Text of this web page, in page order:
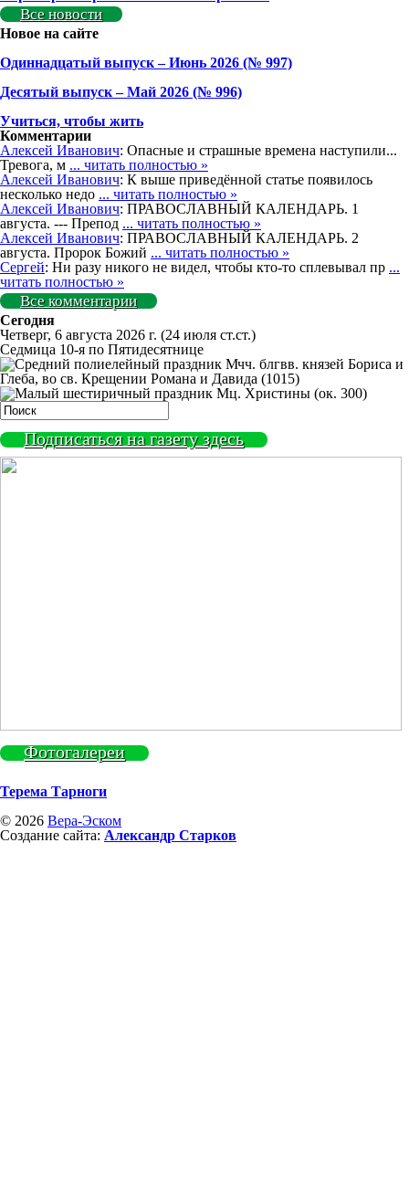
Все новости
Новое на сайте
Одиннадцатый выпуск – Июнь 2026 (№ 997)
Деcятый выпуск – Май 2026 (№ 996)
Учиться, чтобы жить
Комментарии
Алексей Иванович: Опасные и страшные времена наступили...
Тревога, м ... читать полностью »
Алексей Иванович: К выше приведённой статье появилось
несколько недо ... читать полностью »
Алексей Иванович: ПРАВОСЛАВНЫЙ КАЛЕНДАРЬ. 1
августа. --- Препод ... читать полностью »
Алексей Иванович: ПРАВОСЛАВНЫЙ КАЛЕНДАРЬ. 2
августа. Пророк Божий ... читать полностью »
Сергей: Ни разу никого не видел, чтобы кто-то сплевывал пр ...
читать полностью »
Все комментарии
Сегодня
Четверг, 6 августа 2026 г. (24 июля ст.ст.)
Седмица 10-я по Пятидесятнице
Мчч. блгвв. князей Бориса и
Глеба, во св. Крещении Романа и Давида (1015)
Мц. Христины (ок. 300)
Подписаться на газету здесь
Фотогалереи
Терема Тарноги
© 2026 Вера-Эском
Создание сайта: Александр Старков